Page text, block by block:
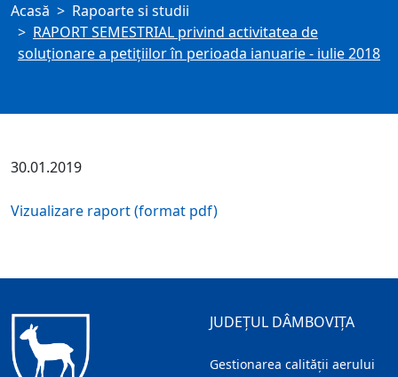
Acasă
Rapoarte si studii
RAPORT SEMESTRIAL privind activitatea de
soluţionare a petiţiilor în perioada ianuarie - iulie 2018
30.01.2019
Vizualizare raport (format pdf)
JUDEȚUL DÂMBOVIȚA
Gestionarea calității aerului